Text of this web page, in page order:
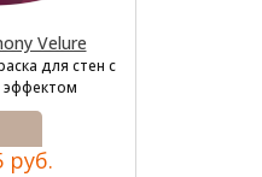
Velure
для стен с
руб.